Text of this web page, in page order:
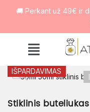
🚚 Perkant už 49€ ir
IŠPARDAVIMAS
Stiklinis